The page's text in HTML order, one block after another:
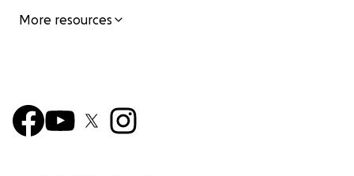
More resources